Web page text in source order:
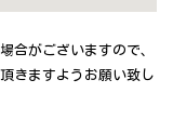
合がございますので、
きますようお願い致し